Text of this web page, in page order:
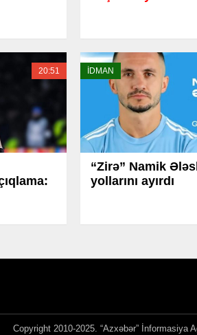
20:51 İDMAN
“Zirə” Namik
yollarını ayırdı
Copyright 2010-2025. “Azxəbər” İnformasiya